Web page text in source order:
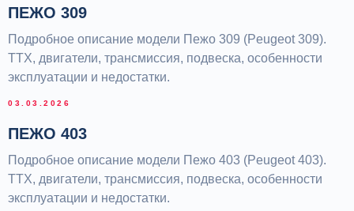
ПЕЖО 309
Подробное описание модели Пежо 309 (Peugeot 309).
ТТХ, двигатели, трансмиссия, подвеска, особенности
эксплуатации и недостатки.
03.03.2026
ПЕЖО 403
Подробное описание модели Пежо 403 (Peugeot 403).
ТТХ, двигатели, трансмиссия, подвеска, особенности
эксплуатации и недостатки.